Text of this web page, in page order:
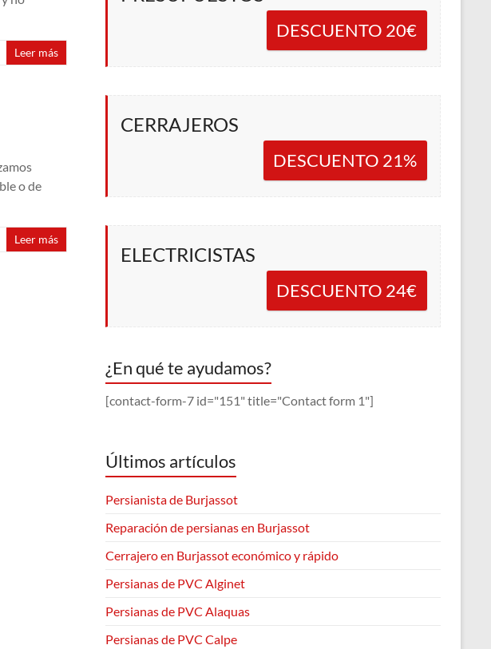
Leer más
o de
Leer más
DESCUENTO 20€
CERRAJEROS
DESCUENTO 21%
ELECTRICISTAS
DESCUENTO 24€
¿En qué te ayudamos?
[contact-form-7 id="151" title="Contact form 1"]
Últimos artículos
Persianista de Burjassot
Reparación de persianas en Burjassot
Cerrajero en Burjassot económico y rápido
Persianas de PVC Alginet
Persianas de PVC Alaquas
Persianas de PVC Calpe